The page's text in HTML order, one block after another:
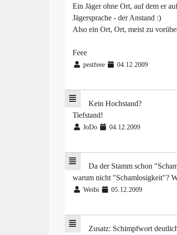
Ein Jäger ohne Ort, auf dem er
Jägersprache - der Anstand :)
Also ein Ort, Ort, meist zu
Feee
pestfeee 04.12.2009
Kein Hochstand?
Tiefstand!
JoDo 04.12.2009
Da der Stamm schon
warum nicht "Schamlosigkeit"?
Weibi 05.12.2009
Zusatz: Schimpfwort